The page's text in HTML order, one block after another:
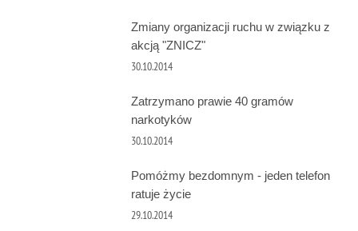
Zmiany organizacji ruchu w związku z
akcją "ZNICZ"
30.10.2014
Zatrzymano prawie 40 gramów
narkotyków
30.10.2014
Pomóżmy bezdomnym - jeden telefon
ratuje życie
29.10.2014